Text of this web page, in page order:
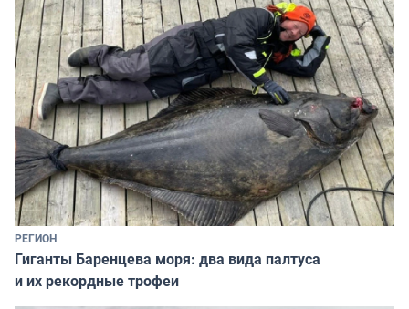
РЕГИОН
Гиганты Баренцева моря: два вида палтуса
и их рекордные трофеи